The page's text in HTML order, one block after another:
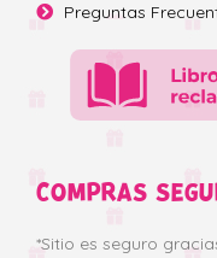
Preguntas
COMPRAS
*Sitio es seguro